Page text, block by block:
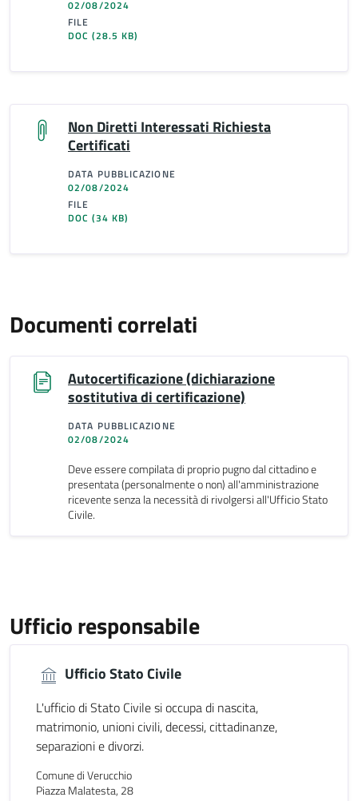
02/08/2024
FILE
DOC(28.5 KB)
Non Diretti Interessati Richiesta
Certificati
DATA PUBBLICAZIONE
02/08/2024
FILE
DOC(34 KB)
Documenti correlati
Autocertificazione (dichiarazione
sostitutiva di certificazione)
DATA PUBBLICAZIONE
02/08/2024
Deve essere compilata di proprio pugno dal cittadino e
presentata (personalmente o non) all'amministrazione
ricevente senza la necessità di rivolgersi all'Ufficio Stato
Civile.
Ufficio responsabile
Ufficio Stato Civile
L'ufficio di Stato Civile si occupa di nascita,
matrimonio, unioni civili, decessi, cittadinanze,
separazioni e divorzi.
Comune di Verucchio
Piazza Malatesta, 28